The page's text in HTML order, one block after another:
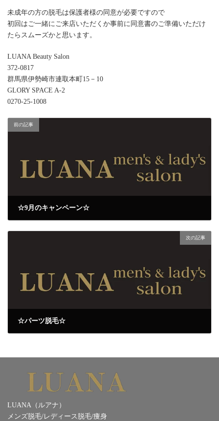
未成年の方の脱毛は保護者様の同意が必要ですので
初回はご一緒にご来店いただくか事前に同意書のご準備いただけ
たらスムーズかと思います。
LUANA Beauty Salon
372-0817
群馬県伊勢崎市連取本町15－10
GLORY SPACE A-2
0270-25-1008
前の記事
☆9月のキャンペーン☆
次の記事
☆パーツ脱毛☆
LUANA（ルアナ）
メンズ脱毛/レディース脱毛/痩身